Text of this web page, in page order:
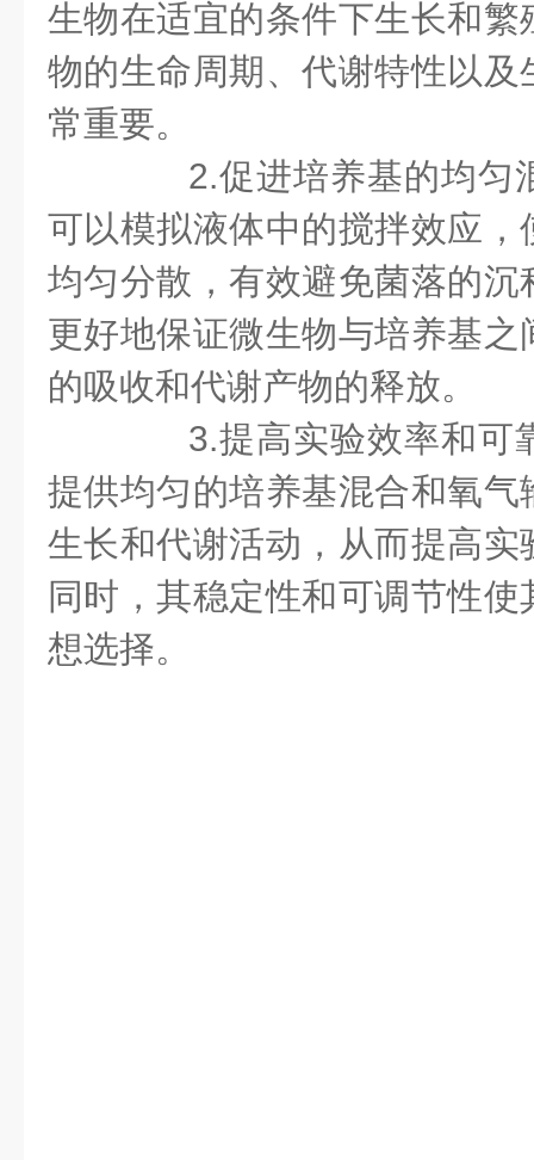
生物在适宜的条件下生长和
物的生命周期、代谢特性以
常重要。
2.促进培养基的均匀
可以模拟液体中的搅拌效应
均匀分散，有效避免菌落的
更好地保证微生物与培养基
的吸收和代谢产物的释放。
3.提高实验效率和可
提供均匀的培养基混合和氧
生长和代谢活动，从而提高
同时，其稳定性和可调节性
想选择。